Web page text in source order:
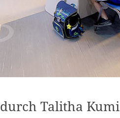
Talitha Kumi